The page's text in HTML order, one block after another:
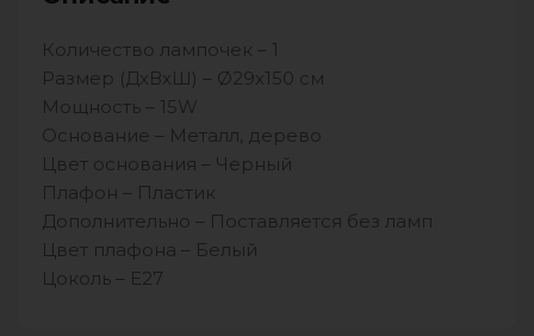
Количество лампочек – 1
Размер (ДхВхШ) – Ø29х150 см
Мощность – 15W
Основание – Металл, дерево
Цвет основания – Черный
Плафон – Пластик
Дополнительно – Поставляется без ламп
Цвет плафона – Белый
Цоколь – E27